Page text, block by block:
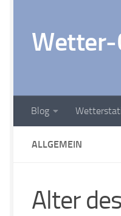
Wetter-
Blog
ALLGEMEIN
Alter